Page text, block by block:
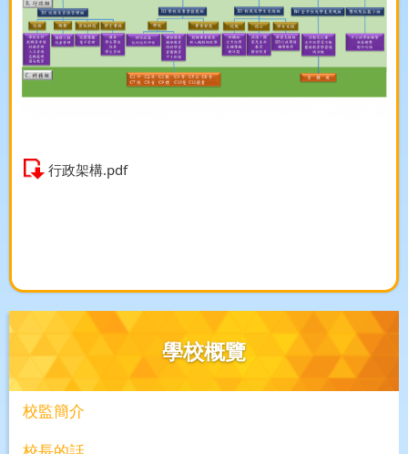
行政架構.pdf
學校概覽
校監簡介